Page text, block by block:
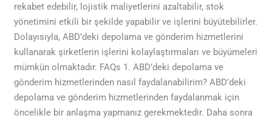
rekabet edebilir, lojistik maliyetlerini azaltabilir, stok
yönetimini etkili bir şekilde yapabilir ve işlerini büyütebilirler.
Dolayısıyla, ABD’deki depolama ve gönderim hizmetlerini
kullanarak şirketlerin işlerini kolaylaştırmaları ve büyümeleri
mümkün olmaktadır. FAQs 1. ABD’deki depolama ve
gönderim hizmetlerinden nasıl faydalanabilirim? ABD’deki
depolama ve gönderim hizmetlerinden faydalanmak için
öncelikle bir anlaşma yapmanız gerekmektedir. Daha sonra